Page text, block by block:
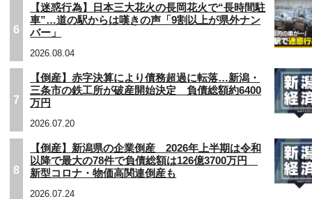
6
【迷惑行為】日本三大花火の長岡花火で“長時間駐
車”…道の駅からは嘆きの声「9割以上が県外ナン
バー」
2026.08.04
7
【倒産】赤字決算により債務超過に転落…新潟・
三条市の鉄工所が破産開始決定 負債総額約6400
万円
2026.07.20
8
【倒産】新潟県の企業倒産 2026年上半期は令和
以降で最大の78件で負債総額は126億3700万円
新型コロナ・物価高関連倒産も
2026.07.24